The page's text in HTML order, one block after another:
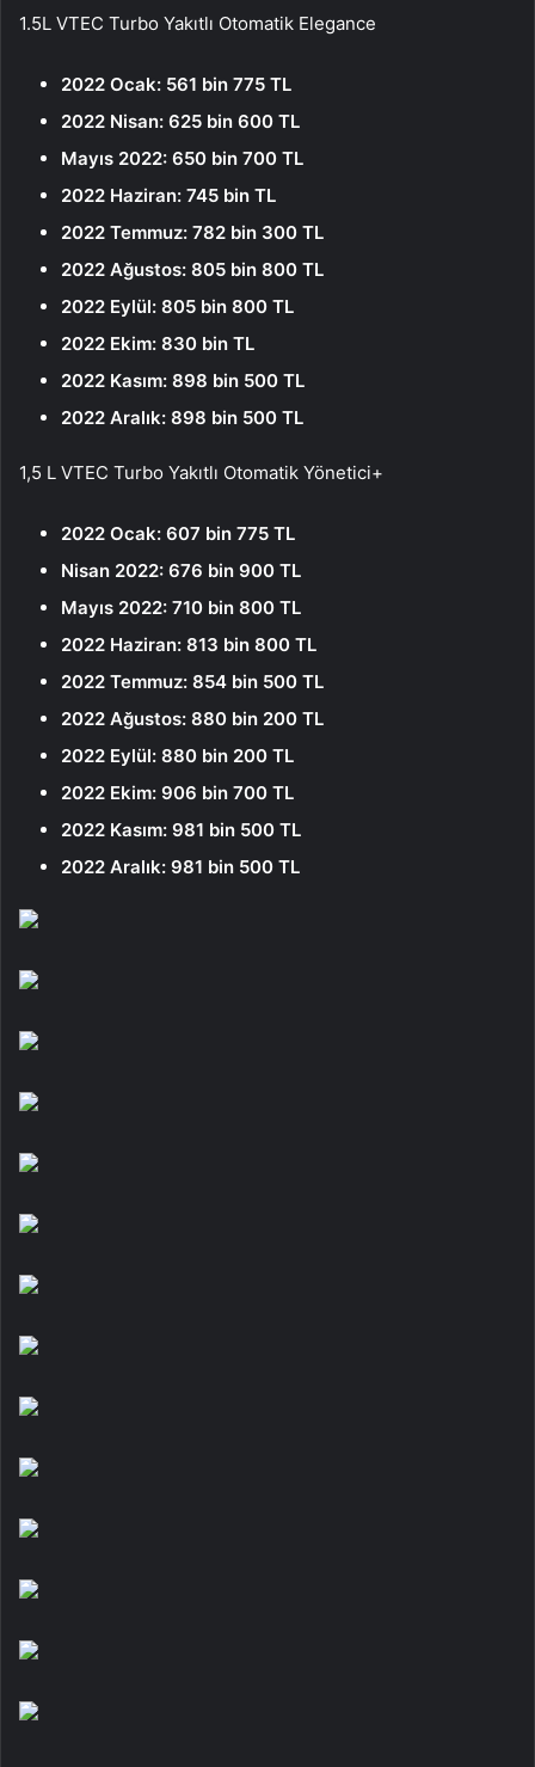
1.5L VTEC Turbo Yakıtlı Otomatik Elegance
2022 Ocak: 561 bin 775 TL
2022 Nisan: 625 bin 600 TL
Mayıs 2022: 650 bin 700 TL
2022 Haziran: 745 bin TL
2022 Temmuz: 782 bin 300 TL
2022 Ağustos: 805 bin 800 TL
2022 Eylül: 805 bin 800 TL
2022 Ekim: 830 bin TL
2022 Kasım: 898 bin 500 TL
2022 Aralık: 898 bin 500 TL
1,5 L VTEC Turbo Yakıtlı Otomatik Yönetici+
2022 Ocak: 607 bin 775 TL
Nisan 2022: 676 bin 900 TL
Mayıs 2022: 710 bin 800 TL
2022 Haziran: 813 bin 800 TL
2022 Temmuz: 854 bin 500 TL
2022 Ağustos: 880 bin 200 TL
2022 Eylül: 880 bin 200 TL
2022 Ekim: 906 bin 700 TL
2022 Kasım: 981 bin 500 TL
2022 Aralık: 981 bin 500 TL